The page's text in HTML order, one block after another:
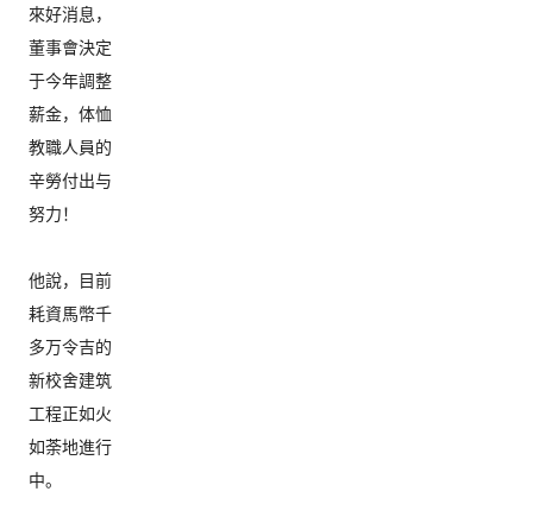
來好消息，
董事會決定
于今年調整
薪金，体恤
教職人員的
辛勞付出与
努力！
他說，
目前
耗資馬幣千
多万令吉的
新校舍建筑
工程正如火
如荼地進行
中。